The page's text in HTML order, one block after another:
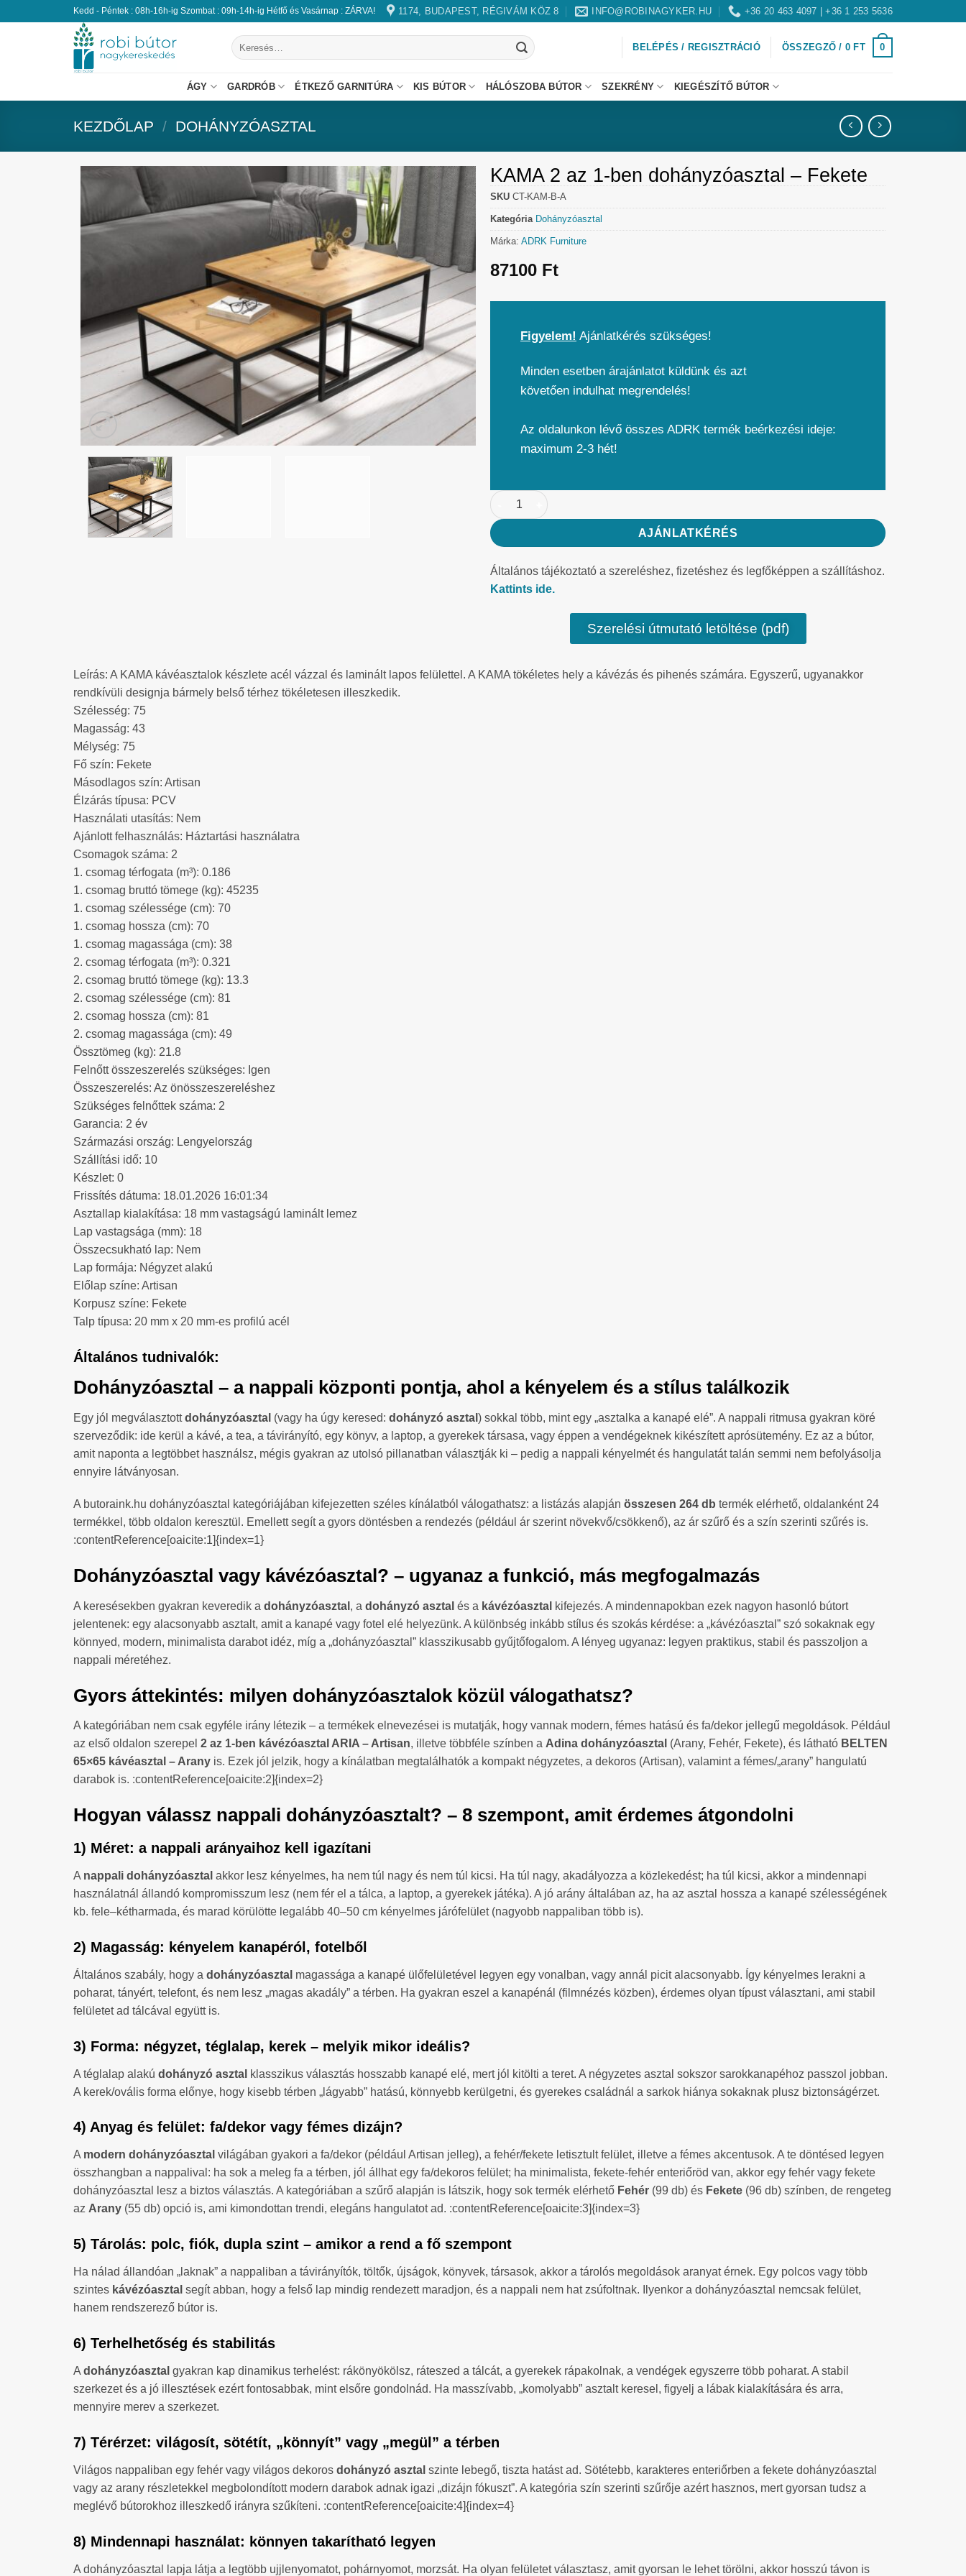
Kedd - Péntek : 08h-16h-ig Szombat : 09h-14h-ig Hétfő és Vasárnap : ZÁRVA! 1174, BUDAPEST, RÉGIVÁM KÖZ 8 INFO@ROBINAGYKER.HU +36 20 463 4097 | +36 1 253 5636
BELÉPÉS / REGISZTRÁCIÓ ÖSSZEGZŐ / 0 FT 0
ÁGY GARDRÓB ÉTKEZŐ GARNITÚRA KIS BÚTOR HÁLÓSZOBA BÚTOR SZEKRÉNY KIEGÉSZÍTŐ BÚTOR
KEZDŐLAP / DOHÁNYZÓASZTAL
KAMA 2 az 1-ben dohányzóasztal – Fekete
SKU CT-KAM-B-A
Kategória Dohányzóasztal
Márka: ADRK Furniture
87100 Ft
Figyelem! Ajánlatkérés szükséges!
Minden esetben árajánlatot küldünk és azt
követően indulhat megrendelés!
Az oldalunkon lévő összes ADRK termék beérkezési ideje:
maximum 2-3 hét!
AJÁNLATKÉRÉS
Általános tájékoztató a szereléshez, fizetéshez és legfőképpen a szállításhoz.
Kattints ide.
Szerelési útmutató letöltése (pdf)
Leírás: A KAMA kávéasztalok készlete acél vázzal és laminált lapos felülettel. A KAMA tökéletes hely a kávézás és pihenés számára. Egyszerű, ugyanakkor
rendkívüli designja bármely belső térhez tökéletesen illeszkedik.
Szélesség: 75
Magasság: 43
Mélység: 75
Fő szín: Fekete
Másodlagos szín: Artisan
Élzárás típusa: PCV
Használati utasítás: Nem
Ajánlott felhasználás: Háztartási használatra
Csomagok száma: 2
1. csomag térfogata (m³): 0.186
1. csomag bruttó tömege (kg): 45235
1. csomag szélessége (cm): 70
1. csomag hossza (cm): 70
1. csomag magassága (cm): 38
2. csomag térfogata (m³): 0.321
2. csomag bruttó tömege (kg): 13.3
2. csomag szélessége (cm): 81
2. csomag hossza (cm): 81
2. csomag magassága (cm): 49
Össztömeg (kg): 21.8
Felnőtt összeszerelés szükséges: Igen
Összeszerelés: Az önösszeszereléshez
Szükséges felnőttek száma: 2
Garancia: 2 év
Származási ország: Lengyelország
Szállítási idő: 10
Készlet: 0
Frissítés dátuma: 18.01.2026 16:01:34
Asztallap kialakítása: 18 mm vastagságú laminált lemez
Lap vastagsága (mm): 18
Összecsukható lap: Nem
Lap formája: Négyzet alakú
Előlap színe: Artisan
Korpusz színe: Fekete
Talp típusa: 20 mm x 20 mm-es profilú acél
Általános tudnivalók:
Dohányzóasztal – a nappali központi pontja, ahol a kényelem és a stílus találkozik
Egy jól megválasztottdohányzóasztal (vagy ha úgy keresed: dohányzó asztal ) sokkal több, mint egy „asztalka a kanapé elé”. A nappali ritmusa gyakran köré
szerveződik: ide kerül a kávé, a tea, a távirányító, egy könyv, a laptop, a gyerekek társasa, vagy éppen a vendégeknek kikészített aprósütemény. Ez az a bútor,
amit naponta a legtöbbet használsz, mégis gyakran az utolsó pillanatban választják ki – pedig a nappali kényelmét és hangulatát talán semmi nem befolyásolja
ennyire látványosan.
A butoraink.hu dohányzóasztal kategóriájában kifejezetten széles kínálatból válogathatsz: a listázás alapján összesen 264 db termék elérhető, oldalanként 24
termékkel, több oldalon keresztül. Emellett segít a gyors döntésben a rendezés (például ár szerint növekvő/csökkenő), az ár szűrő és a szín szerinti szűrés is.
:contentReference[oaicite:1]{index=1}
Dohányzóasztal vagy kávézóasztal? – ugyanaz a funkció, más megfogalmazás
A keresésekben gyakran keveredik a dohányzóasztal , a dohányzó asztal és a kávézóasztal kifejezés. A mindennapokban ezek nagyon hasonló bútort
jelentenek: egy alacsonyabb asztalt, amit a kanapé vagy fotel elé helyezünk. A különbség inkább stílus és szokás kérdése: a „kávézóasztal” szó sokaknak egy
könnyed, modern, minimalista darabot idéz, míg a „dohányzóasztal” klasszikusabb gyűjtőfogalom. A lényeg ugyanaz: legyen praktikus, stabil és passzoljon a
nappali méretéhez.
Gyors áttekintés: milyen dohányzóasztalok közül válogathatsz?
A kategóriában nem csak egyféle irány létezik – a termékek elnevezései is mutatják, hogy vannak modern, fémes hatású és fa/dekor jellegű megoldások. Például
az első oldalon szerepel 2 az 1-ben kávézóasztal ARIA – Artisan, illetve többféle színben a Adina dohányzóasztal (Arany, Fehér, Fekete), és látható BELTEN
65×65 kávéasztal – Arany is. Ezek jól jelzik, hogy a kínálatban megtalálhatók a kompakt négyzetes, a dekoros (Artisan), valamint a fémes/„arany” hangulatú
darabok is. :contentReference[oaicite:2]{index=2}
Hogyan válassz nappali dohányzóasztalt? – 8 szempont, amit érdemes átgondolni
1) Méret: a nappali arányaihoz kell igazítani
A nappali dohányzóasztal akkor lesz kényelmes, ha nem túl nagy és nem túl kicsi. Ha túl nagy, akadályozza a közlekedést; ha túl kicsi, akkor a mindennapi
használatnál állandó kompromisszum lesz (nem fér el a tálca, a laptop, a gyerekek játéka). A jó arány általában az, ha az asztal hossza a kanapé szélességének
kb. fele–kétharmada, és marad körülötte legalább 40–50 cm kényelmes járófelület (nagyobb nappaliban több is).
2) Magasság: kényelem kanapéról, fotelből
Általános szabály, hogy a dohányzóasztal magassága a kanapé ülőfelületével legyen egy vonalban, vagy annál picit alacsonyabb. Így kényelmes lerakni a
poharat, tányért, telefont, és nem lesz „magas akadály” a térben. Ha gyakran eszel a kanapénál (filmnézés közben), érdemes olyan típust választani, ami stabil
felületet ad tálcával együtt is.
3) Forma: négyzet, téglalap, kerek – melyik mikor ideális?
A téglalap alakú dohányzó asztal klasszikus választás hosszabb kanapé elé, mert jól kitölti a teret. A négyzetes asztal sokszor sarokkanapéhoz passzol jobban.
A kerek/ovális forma előnye, hogy kisebb térben „lágyabb” hatású, könnyebb kerülgetni, és gyerekes családnál a sarkok hiánya sokaknak plusz biztonságérzet.
4) Anyag és felület: fa/dekor vagy fémes dizájn?
A modern dohányzóasztal világában gyakori a fa/dekor (például Artisan jelleg), a fehér/fekete letisztult felület, illetve a fémes akcentusok. A te döntésed legyen
összhangban a nappalival: ha sok a meleg fa a térben, jól állhat egy fa/dekoros felület; ha minimalista, fekete-fehér enteriőröd van, akkor egy fehér vagy fekete
dohányzóasztal lesz a biztos választás. A kategóriában a szűrő alapján is látszik, hogy sok termék elérhető Fehér (99 db) és Fekete (96 db) színben, de rengeteg
az Arany (55 db) opció is, ami kimondottan trendi, elegáns hangulatot ad. :contentReference[oaicite:3]{index=3}
5) Tárolás: polc, fiók, dupla szint – amikor a rend a fő szempont
Ha nálad állandóan „laknak” a nappaliban a távirányítók, töltők, újságok, könyvek, társasok, akkor a tárolós megoldások aranyat érnek. Egy polcos vagy több
szintes kávézóasztal segít abban, hogy a felső lap mindig rendezett maradjon, és a nappali nem hat zsúfoltnak. Ilyenkor a dohányzóasztal nemcsak felület,
hanem rendszerező bútor is.
6) Terhelhetőség és stabilitás
A dohányzóasztal gyakran kap dinamikus terhelést: rákönyökölsz, ráteszed a tálcát, a gyerekek rápakolnak, a vendégek egyszerre több poharat. A stabil
szerkezet és a jó illesztések ezért fontosabbak, mint elsőre gondolnád. Ha masszívabb, „komolyabb” asztalt keresel, figyelj a lábak kialakítására és arra,
mennyire merev a szerkezet.
7) Térérzet: világosít, sötétít, „könnyít” vagy „megül” a térben
Világos nappaliban egy fehér vagy világos dekoros dohányzó asztal szinte lebegő, tiszta hatást ad. Sötétebb, karakteres enteriőrben a fekete dohányzóasztal
vagy az arany részletekkel megbolondított modern darabok adnak igazi „dizájn fókuszt”. A kategória szín szerinti szűrője azért hasznos, mert gyorsan tudsz a
meglévő bútorokhoz illeszkedő irányra szűkíteni. :contentReference[oaicite:4]{index=4}
8) Mindennapi használat: könnyen takarítható legyen
A dohányzóasztal lapja látja a legtöbb ujjlenyomatot, pohárnyomot, morzsát. Ha olyan felületet választasz, amit gyorsan le lehet törölni, akkor hosszú távon is